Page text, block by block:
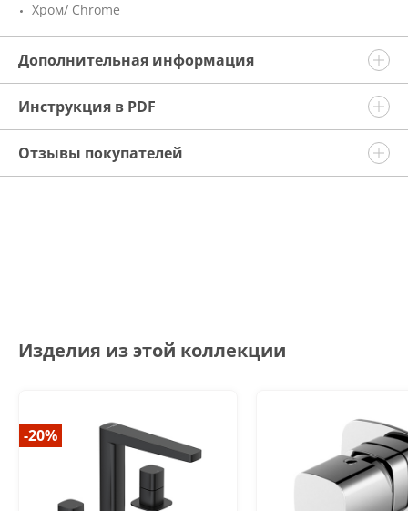
Хром/ Chrome
Дополнительная информация
Инструкция в PDF
Отзывы покупателей
Изделия из этой коллекции
-20%